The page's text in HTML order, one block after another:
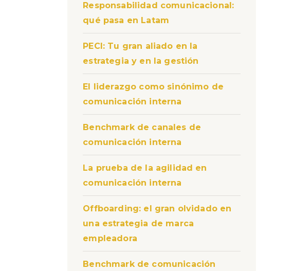
Responsabilidad comunicacional:
qué pasa en Latam
PECI: Tu gran aliado en la
estrategia y en la gestión
El liderazgo como sinónimo de
comunicación interna
Benchmark de canales de
comunicación interna
La prueba de la agilidad en
comunicación interna
Offboarding: el gran olvidado en
una estrategia de marca
empleadora
Benchmark de comunicación